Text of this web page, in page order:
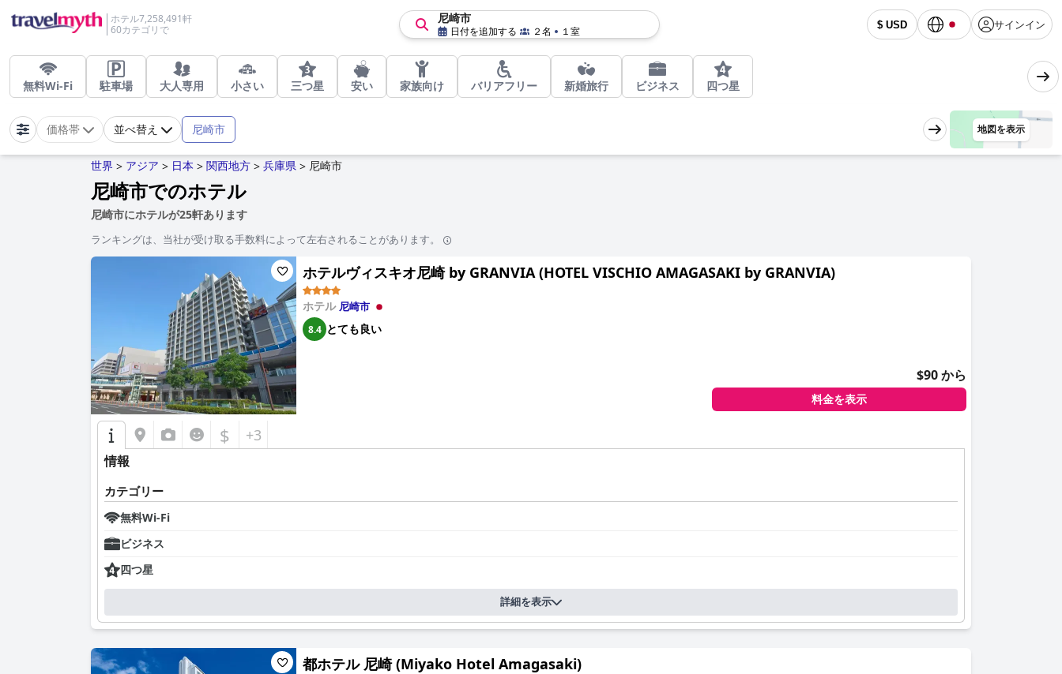
ホテル7,258,491軒
60カテゴリで
$ USD サインイン
尼崎市
日付を追加する ２名 １室
無料Wi-Fi 駐車場 大人専用 小さい 三つ星 安い 家族向け バリアフリー 新婚旅行 ビジネス 四つ星
価格帯 並べ替え 尼崎市 地図を表示
世界 > アジア > 日本 > 関西地方 > 兵庫県 > 尼崎市
尼崎市でのホテル
尼崎市にホテルが25軒あります
ランキングは、当社が受け取る手数料によって左右されることがあります。
ホテルヴィスキオ尼崎 by GRANVIA (HOTEL VISCHIO AMAGASAKI by GRANVIA)
ホテル 尼崎市
8.4 とても良い
$90 から
料金を表示
$ +3
情報
カテゴリー
無料Wi-Fi
ビジネス
四つ星
詳細を表示
都ホテル 尼崎 (Miyako Hotel Amagasaki)